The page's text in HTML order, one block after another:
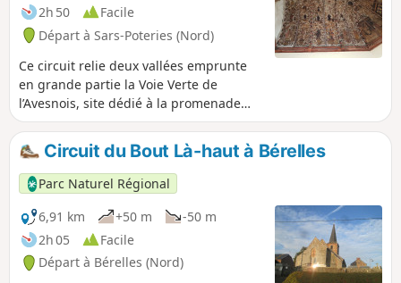
2h 50
Facile
Départ à Sars-Poteries (Nord)
Ce circuit relie deux vallées emprunte
en grande partie la Voie Verte de
l’Avesnois, site dédié à la promenade
non motorisée, cycliste, piétonne et
équestre ; faites preuve de courtoisie
vis-à-vis des autres usagers. Les rues
des villages partent à la rencontre d’un
patrimoine architectural fort, typique de
l’Avesnois.
Circuit du Bout Là-haut à Bérelles
Parc Naturel Régional
6,91 km
+50 m
-50 m
2h 05
Facile
Départ à Bérelles (Nord)